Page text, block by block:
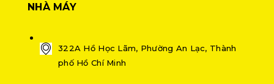
NHÀ MÁY
322A Hồ Học Lãm, Phường An Lạc, Thành
phố Hồ Chí Minh